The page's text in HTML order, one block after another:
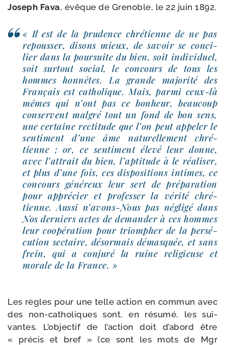
Joseph Fava, évêque de Grenoble, le 22 juin 1892.
« Il est de la pru­dence chré­tienne de ne pas
repous­ser, disons mieux, de savoir se conci­
lier dans la pour­suite du bien, soit indi­vi­duel,
soit sur­tout social, le concours de tous les
hommes hon­nêtes. La grande majo­ri­té des
Français est catho­lique. Mais, par­mi ceux-​là
mêmes qui n’ont pas ce bon­heur, beau­coup
conservent mal­gré tout un fond de bon sens,
une cer­taine rec­ti­tude que l’on peut appe­ler le
sen­ti­ment d’une âme natu­rel­le­ment chré­
tienne ; or, ce sen­ti­ment éle­vé leur donne,
avec l’at­trait du bien, l’ap­ti­tude à le réa­li­ser,
et plus d’une fois, ces dis­po­si­tions intimes, ce
concours géné­reux leur sert de pré­pa­ra­tion
pour appré­cier et pro­fes­ser la véri­té chré­
tienne. Aussi n’avons-​Nous pas négli­gé dans
Nos der­niers actes de deman­der à ces hommes
leur coopé­ra­tion pour triom­pher de la per­sé­
cu­tion sec­taire, désor­mais démas­quée, et sans
frein, qui a conju­ré la ruine reli­gieuse et
morale de la France. »
Les règles pour une telle action en com­mun avec
des non-​catholiques sont, en résu­mé, les sui­
vantes. L’objectif de l’ac­tion doit d’a­bord être
« pré­cis et bref » (ce sont les mots de Mgr